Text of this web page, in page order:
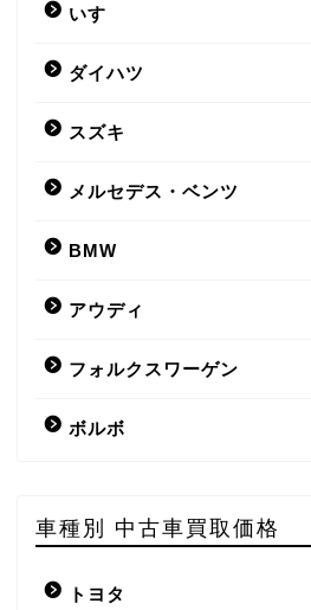
いすゞ
ダイハツ
スズキ
メルセデス・ベンツ
BMW
アウディ
フォルクスワーゲン
ボルボ
車種別 中古車買取価格
トヨタ